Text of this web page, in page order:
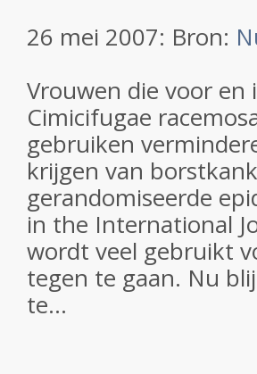
26 mei 2007: Bron:
Vrouwen die voor en
Cimicifugae
gebruiken
krijgen van
gerandomiseerde
in the International
wordt veel gebruikt
tegen te gaan. Nu
te...